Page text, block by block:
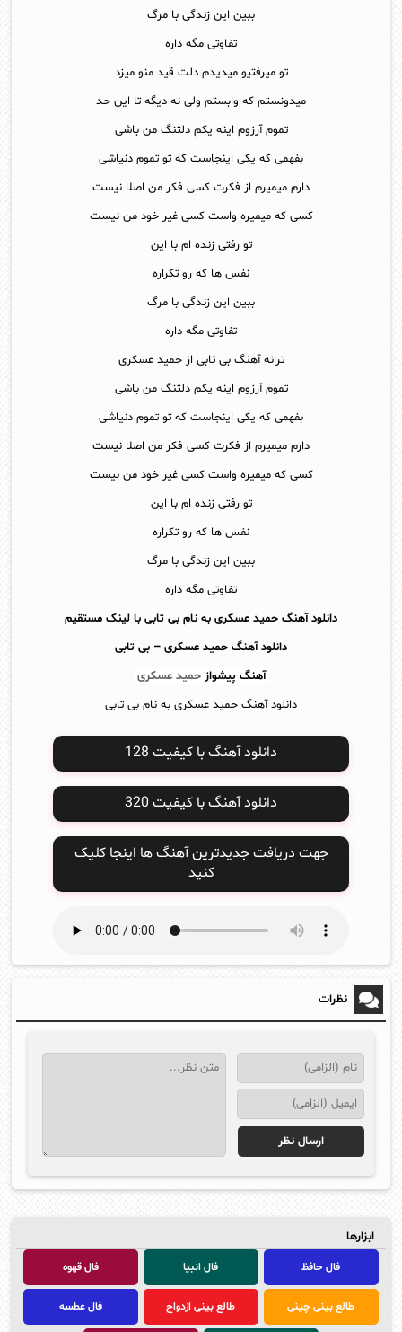
ببین این زندگی با مرگ
تفاوتی مگه داره
تو میرفتیو میدیدم دلت قید منو میزد
میدونستم که وابستم ولی نه دیگه تا این حد
تموم آرزوم اینه یکم دلتنگ من باشی
بفهمی که یکی اینجاست که تو تموم دنیاشی
دارم میمیرم از فکرت کسی فکر من اصلا نیست
کسی که میمیره واست کسی غیر خود من نیست
تو رفتی زنده ام با این
نفس ها که رو تکراره
ببین این زندگی با مرگ
تفاوتی مگه داره
ترانه آهنگ بی تابی از حمید عسکری
تموم آرزوم اینه یکم دلتنگ من باشی
بفهمی که یکی اینجاست که تو تموم دنیاشی
دارم میمیرم از فکرت کسی فکر من اصلا نیست
کسی که میمیره واست کسی غیر خود من نیست
تو رفتی زنده ام با این
نفس ها که رو تکراره
ببین این زندگی با مرگ
تفاوتی مگه داره
دانلود آهنگ حمید عسکری به نام بی تابی با لینک مستقیم
دانلود آهنگ حمید عسکری – بی تابی
آهنگ پیشواز حمید عسکری
دانلود آهنگ حمید عسکری به نام بی تابی
دانلود آهنگ با کیفیت 128
دانلود آهنگ با کیفیت 320
جهت دریافت جدیدترین آهنگ ها اینجا کلیک
کنید
نظرات
ابزارها
فال حافظ فال انبیا فال قهوه
طالع بینی چینی طالع بینی ازدواج فال عطسه